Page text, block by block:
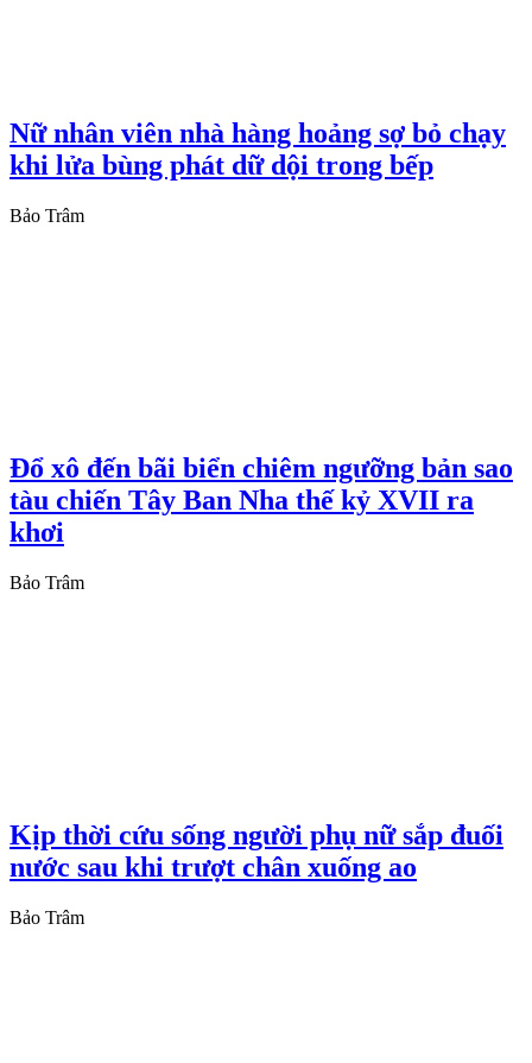
Nữ nhân viên nhà hàng hoảng sợ bỏ chạy
khi lửa bùng phát dữ dội trong bếp
Bảo Trâm
Đổ xô đến bãi biển chiêm ngưỡng bản sao
tàu chiến Tây Ban Nha thế kỷ XVII ra
khơi
Bảo Trâm
Kịp thời cứu sống người phụ nữ sắp đuối
nước sau khi trượt chân xuống ao
Bảo Trâm